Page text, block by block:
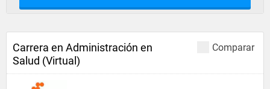
Comparar
Carrera en Administración en
Salud (Virtual)